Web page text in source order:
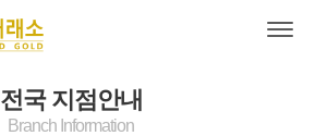
전국 지점안내
Branch Information